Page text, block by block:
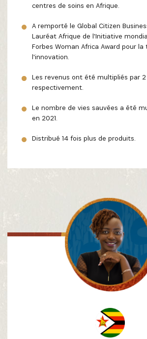
centres de soins en Afrique.
A remporté le Global Citizen
Lauréat Afrique de l'Initiative
Forbes Woman Africa Award pour
l'innovation.
Les revenus ont été multipliés par
respectivement.
Le nombre de vies sauvées a été
en 2021.
Distribué 14 fois plus de produits.